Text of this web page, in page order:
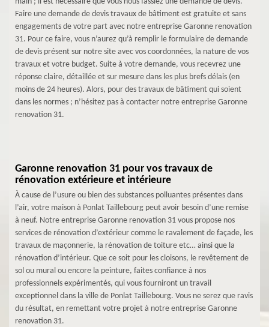
Faire une demande de devis travaux de bâtiment est gratuite et sans
engagements de votre part avec notre entreprise Garonne renovation
31. Pour ce faire, vous n’aurez qu’à remplir le formulaire de demande
de devis présent sur notre site avec vos coordonnées, la nature de vos
travaux et votre budget. Suite à votre demande, vous recevrez une
réponse claire, détaillée et sur mesure dans les plus brefs délais (en
moins de 24 heures). Alors, pour des travaux de bâtiment qui soient
dans les normes ; n’hésitez pas à contacter notre entreprise Garonne
renovation 31.
Garonne renovation 31 pour vos travaux de
rénovation extérieure et intérieure
À cause de l’usure ou bien des substances polluantes présentes dans
l’air, votre maison à Ponlat Taillebourg peut avoir besoin d’une remise
à neuf. Notre entreprise Garonne renovation 31 vous propose nos
services de rénovation d’extérieur comme le ravalement de façade, les
travaux de maçonnerie, la rénovation de toiture etc… ainsi que la
rénovation d’intérieur. Que ce soit pour les cloisons, le revêtement de
sol ou mural ou encore la peinture, faites confiance à nos
professionnels expérimentés, qui vous fourniront un travail
exceptionnel dans la ville de Ponlat Taillebourg. Vous ne serez que ravis
du résultat, en remettant votre projet à notre entreprise Garonne
renovation 31.